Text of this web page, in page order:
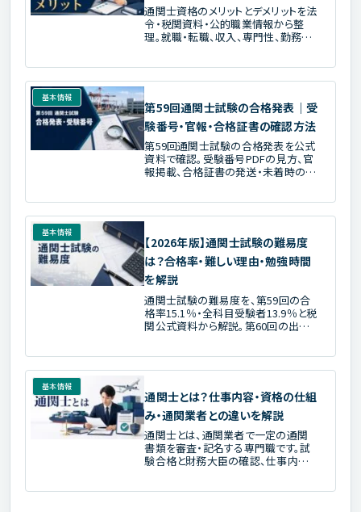
通関士資格のメリットとデメリットを法
令・税関資料・公的職業情報から整
理。就職・転職、収入、専門性、勤務地
基本情報
第59回通関士試験の合格発表｜受
験番号・官報・合格証書の確認方法
第59回通関士試験の合格発表を公式
資料で確認。受験番号PDFの見方、官
報掲載、合格証書の発送・未着時の連
基本情報
【2026年版】通関士試験の難易度
は？合格率・難しい理由・勉強時間
を解説
通関士試験の難易度を、第59回の合
格率15.1％・全科目受験者13.9％と税
関公式資料から解説。第60回の出題
基本情報
通関士とは？仕事内容・資格の仕組
み・通関業者との違いを解説
通関士とは、通関業者で一定の通関
書類を審査・記名する専門職です。試
験合格と財務大臣の確認、仕事内容、